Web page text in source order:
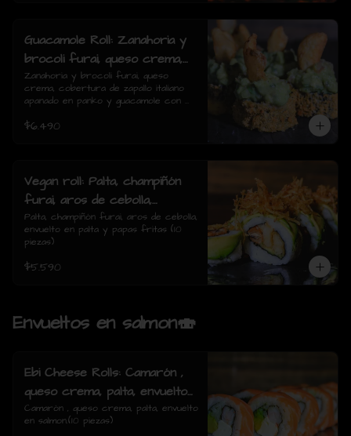
Guacamole Roll: Zanahoria y
brocoli furai, queso crema,
cobertura de zapallo italiano
apanado en panko y
(8 piezas)
Zanahoria y brocoli furai, queso
crema, cobertura de zapallo italiano
apanado en panko y guacamole con
$6.490
Vegan roll: Palta, champiñón
furai, aros de cebolla,
envuelto en palta y papas
fritas (10 piezas)
Palta, champiñón furai, aros de cebolla,
envuelto en palta y papas fritas (10
piezas)
$5.590
Envueltos en salmon🍣
Ebi Cheese Rolls: Camarón ,
queso crema, palta, envuelto
en salmon.
Camarón , queso crema, palta, envuelto
en salmon.(10 piezas)